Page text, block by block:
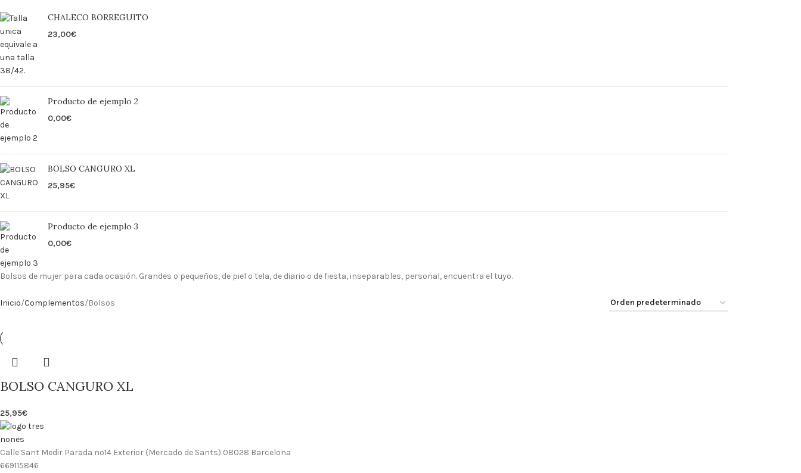
CHALECO BORREGUITO
23,00€
Producto de ejemplo 2
0,00€
BOLSO CANGURO XL
25,95€
Producto de ejemplo 3
0,00€
Bolsos de mujer para cada ocasión. Grandes o pequeños, de piel o tela, de diario o de fiesta, inseparables, personal, encuentra el tuyo.
Inicio Complementos Bolsos
BOLSO CANGURO XL
25,95€
Calle Sant Medir Parada nº14 Exterior (Mercado de Sants) 08028 Barcelona
669115846